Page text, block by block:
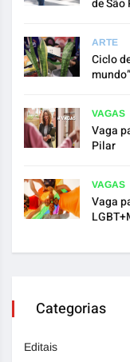
de São
ARTE
Ciclo
mundo”
VAGAS
Vaga
Pilar
VAGAS
Vaga
Categorias
Editais